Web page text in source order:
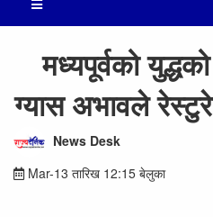
मध्यपूर्वको
ग्यास अभावले
News Desk
Mar-13 तारिख 12:15 बेलुका